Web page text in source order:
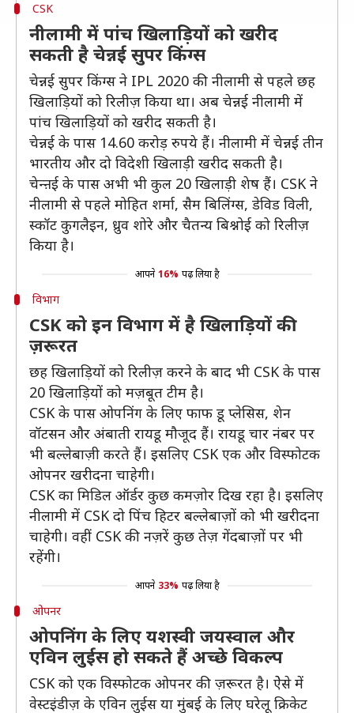
CSK
नीलामी में पांच खिलाड़ियों को खरीद
सकती है चेन्नई सुपर किंग्स
चेन्नई सुपर किंग्स ने IPL 2020 की नीलामी से पहले छह
खिलाड़ियों को रिलीज़ किया था। अब चेन्नई नीलामी में
पांच खिलाड़ियों को खरीद सकती है।
चेन्नई के पास 14.60 करोड़ रुपये हैं। नीलामी में चेन्नई तीन
भारतीय और दो विदेशी खिलाड़ी खरीद सकती है।
चेन्ऩई के पास अभी भी कुल 20 खिलाड़ी शेष हैं। CSK ने
नीलामी से पहले मोहित शर्मा, सैम बिलिंग्स, डेविड विली,
स्कॉट कुगलैइन, ध्रुव शोरे और चैतन्य बिश्नोई को रिलीज़
किया है।
आपने 16% पढ़ लिया है
विभाग
CSK को इन विभाग में है खिलाड़ियों की
ज़रूरत
छह खिलाड़ियों को रिलीज़ करने के बाद भी CSK के पास
20 खिलाड़ियों को मज़बूत टीम है।
CSK के पास ओपनिंग के लिए फाफ डू प्लेसिस, शेन
वॉटसन और अंबाती रायडू मौजूद हैं। रायडू चार नंबर पर
भी बल्लेबाज़ी करते हैं। इसलिए CSK एक और विस्फोटक
ओपनर खरीदना चाहेगी।
CSK का मिडिल ऑर्डर कुछ कमज़ोर दिख रहा है। इसलिए
नीलामी में CSK दो पिंच हिटर बल्लेबाज़ों को भी खरीदना
चाहेगी। वहीं CSK की नज़रें कुछ तेज़ गेंदबाज़ों पर भी
रहेंगी।
आपने 33% पढ़ लिया है
ओपनर
ओपनिंग के लिए यशस्वी जयस्वाल और
एविन लुईस हो सकते हैं अच्छे विकल्प
CSK को एक विस्फोटक ओपनर की ज़रूरत है। ऐेसे में
वेस्टइंडीज़ के एविन लुईस या मुंबई के लिए घरेलू क्रिकेट